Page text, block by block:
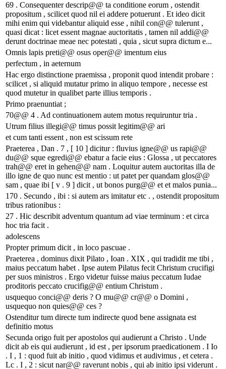
69 . Consequenter descrip@@ ta conditione eorum , ostendit
propositum , scilicet quod nil ei addere potuerunt . Et ideo dicit
mihi enim qui videbantur aliquid esse , nihil con@@ tulerunt ,
quasi dicat : licet essent magnae auctoritatis , tamen nil addi@@
derunt doctrinae meae nec potestati , quia , sicut supra dictum e...
Omnis lapis preti@@ osus oper@@ imentum eius
perfectum , in aeternum
Hac ergo distinctione praemissa , proponit quod intendit probare :
scilicet , si aliquid mutatur primo in aliquo tempore , necesse est
quod mutetur in qualibet parte illius temporis .
Primo praenuntiat ;
70@@ 4 . Ad continuationem autem motus requiruntur tria .
Utrum filius illegi@@ timus possit legitim@@ ari
et cum tanti essent , non est scissum rete
Praeterea , Dan . 7 , [ 10 ] dicitur : fluvius igne@@ us rapi@@
du@@ sque egredi@@ ebatur a facie eius : Glossa , ut peccatores
trah@@ eret in gehen@@ nam . Loquitur autem auctoritas illa de
illo igne de quo nunc est mentio : ut patet per quandam glos@@
sam , quae ibi [ v . 9 ] dicit , ut bonos purg@@ et et malos punia...
170 . Secundo , ibi : si autem ars imitatur etc . , ostendit propositum
tribus rationibus :
27 . Hic describit adventum quantum ad viae terminum : et circa
hoc tria facit .
adolescens
Propter primum dicit , in loco pascuae .
Praeterea , dominus dixit Pilato , Ioan . XIX , qui tradidit me tibi ,
maius peccatum habet . Ipse autem Pilatus fecit Christum crucifigi
per suos ministros . Ergo videtur fuisse maius peccatum Iudae
proditoris peccato crucifig@@ entium Christum .
usquequo conci@@ deris ? O mu@@ cr@@ o Domini ,
usquequo non quies@@ ces ?
Ostenditur tum directe tum indirecte quod bene assignata est
definitio motus
Secunda origo fuit per apostolos qui audierunt a Christo . Unde
dicit ab eis qui audierunt , id est , per ipsorum praedicationem . I Io
. I , 1 : quod fuit ab initio , quod vidimus et audivimus , et cetera .
Lc . I , 2 : sicut nar@@ raverunt nobis , qui ab initio ipsi viderunt .